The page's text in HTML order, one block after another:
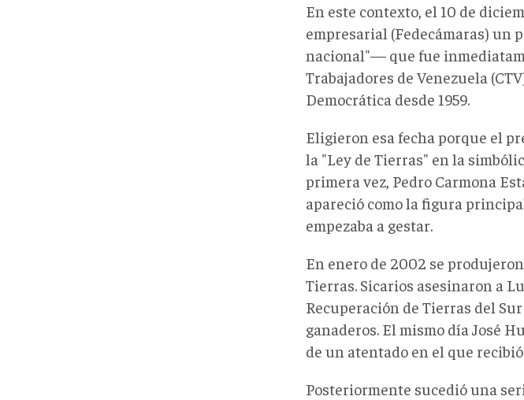
En este contexto, el 10 de
empresarial (Fedecámaras)
nacional"— que fue
Trabajadores de Venezuela
Democrática desde 1959.
Eligieron esa fecha porque el
la "Ley de Tierras" en la
primera vez, Pedro Carmona
apareció como la figura
empezaba a gestar.
En enero de 2002 se
Tierras. Sicarios asesinaron a
Recuperación de Tierras del
ganaderos. El mismo día José
de un atentado en el que
Posteriormente sucedió una